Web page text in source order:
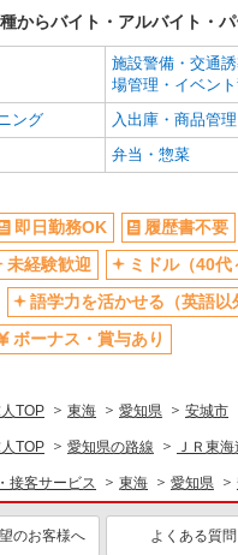
からバイト・アルバイト・
施設警備・交通
場管理・イベン
ング
入出庫・商品管
弁当・惣菜
即日勤務OK
履歴書不要
未経験歓迎
ミドル（40代
語学力を活かせる（英語以
ボーナス・賞与あり
TOP 東海 愛知県 安城市
TOP 愛知県の路線 ＪＲ東
接客サービス 東海 愛知県
のお客様へ よくある質問